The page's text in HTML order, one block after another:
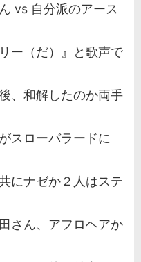
vs 自分派のアース
ー（だ）』と歌声で
、和解したのか両手
スローバラードに
にナゼか２人はステ
さん、アフロヘアか